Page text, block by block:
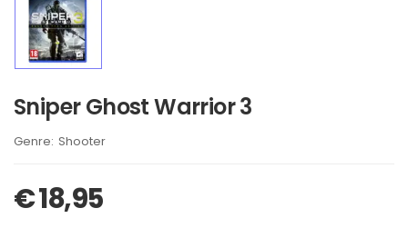
Sniper Ghost Warrior 3
Brand:
Shooter
€18,95